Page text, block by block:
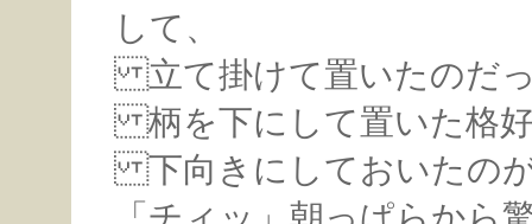
して、
立て掛けて置いたのだ
柄を下にして置いた格
下向きにしておいたの